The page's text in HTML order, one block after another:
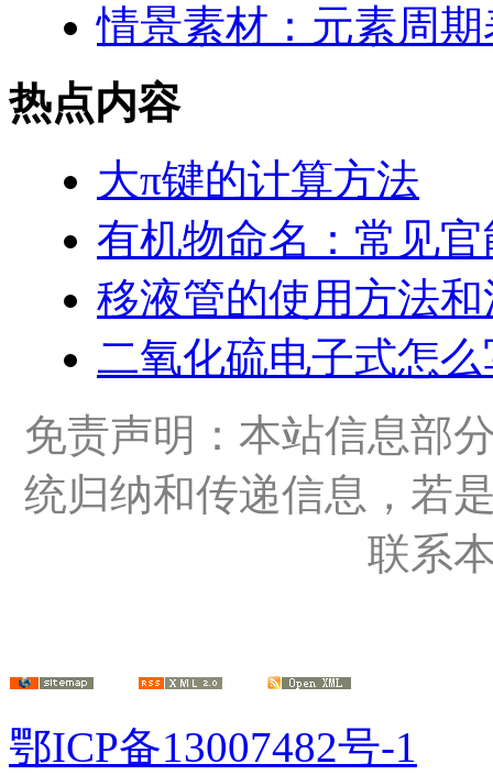
情景素材：元素周
热点内容
大π键的计算方法
有机物命名：常见
移液管的使用方法
二氧化硫电子式怎
免责声明：本站信息部
统归纳和传递信息，若
联系
鄂ICP备13007482号-1